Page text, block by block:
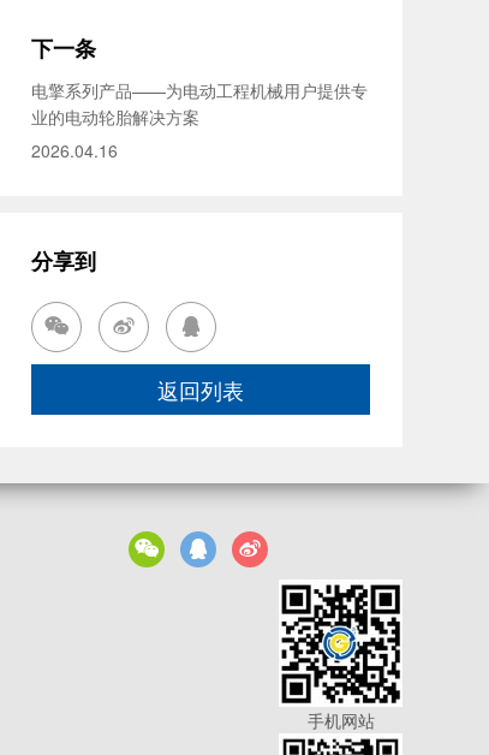
下一条
电擎系列产品——为电动工程机械用户提供专
业的电动轮胎解决方案
2026.04.16
分享到
  
  
手机网站